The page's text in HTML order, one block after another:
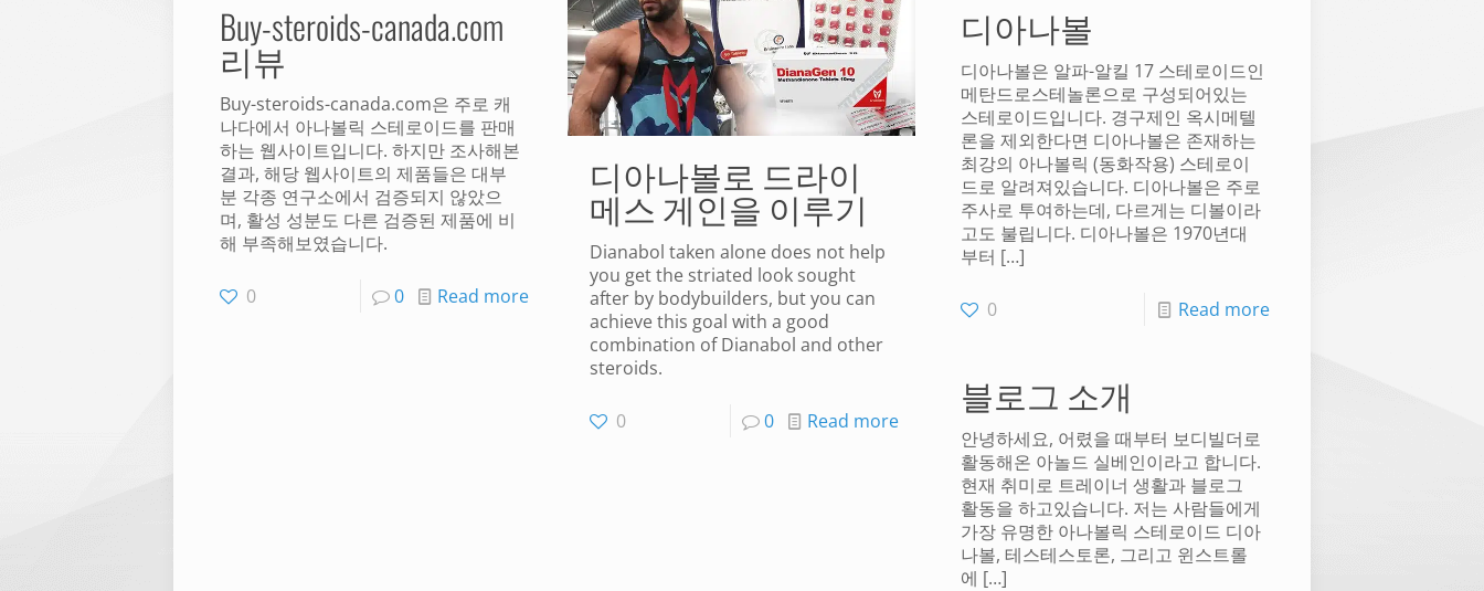
Buy-steroids-canada.com
리뷰
Buy-steroids-canada.com은 주로 캐
나다에서 아나볼릭 스테로이드를 판매
하는 웹사이트입니다. 하지만 조사해본
결과, 해당 웹사이트의 제품들은 대부
분 각종 연구소에서 검증되지 않았으
며, 활성 성분도 다른 검증된 제품에 비
해 부족해보였습니다.
0 0 Read more
디아나볼로 드라이
메스 게인을 이루기
Dianabol taken alone does not help
you get the striated look sought
after by bodybuilders, but you can
achieve this goal with a good
combination of Dianabol and other
steroids.
0 0 Read more
디아나볼
디아나볼은 알파-알킬 17 스테로이드인
메탄드로스테놀론으로 구성되어있는
스테로이드입니다. 경구제인 옥시메텔
론을 제외한다면 디아나볼은 존재하는
최강의 아나볼릭 (동화작용) 스테로이
드로 알려져있습니다. 디아나볼은 주로
주사로 투여하는데, 다르게는 디볼이라
고도 불립니다. 디아나볼은 1970년대
부터 […]
0 Read more
블로그 소개
안녕하세요, 어렸을 때부터 보디빌더로
활동해온 아놀드 실베인이라고 합니다.
현재 취미로 트레이너 생활과 블로그
활동을 하고있습니다. 저는 사람들에게
가장 유명한 아나볼릭 스테로이드 디아
나볼, 테스테스토론, 그리고 윈스트롤
에 […]